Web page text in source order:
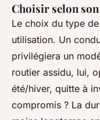
Choisir selon
Le choix du type
utilisation. Un
privilégiera un
routier assidu, lui,
été/hiver, quitte à
compromis ? La